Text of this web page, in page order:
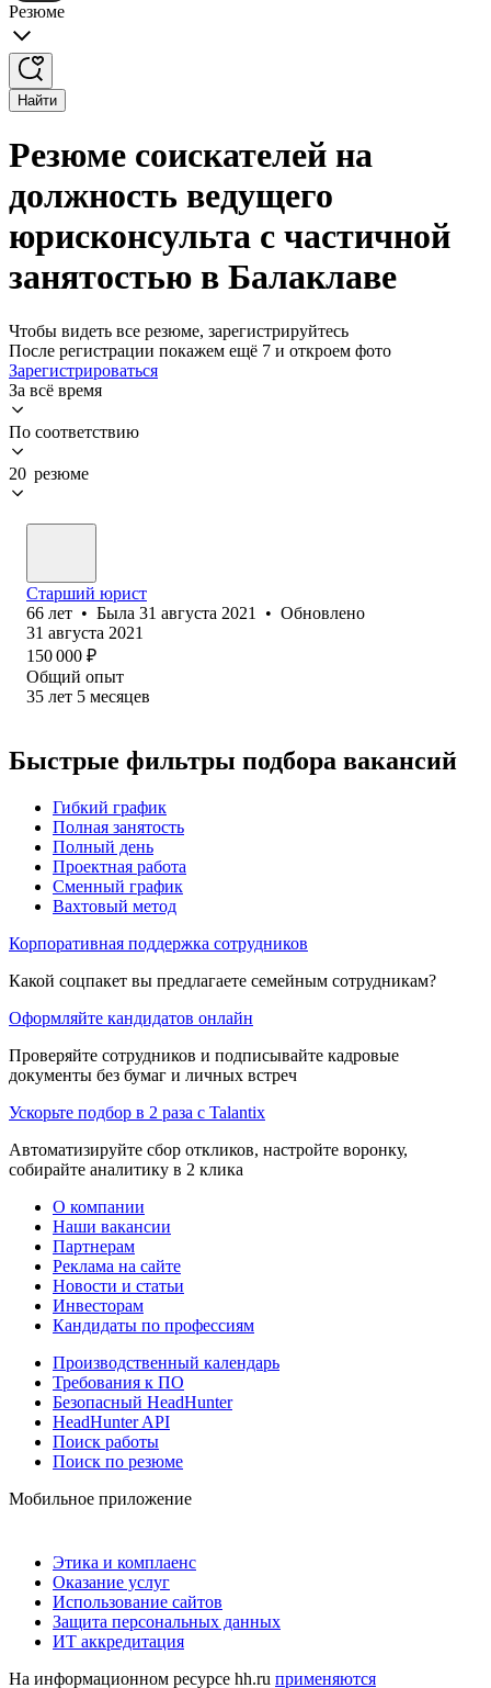
Резюме
Найти
Резюме соискателей на
должность ведущего
юрисконсульта с частичной
занятостью в Балаклаве
Чтобы видеть все резюме, зарегистрируйтесь
После регистрации покажем ещё 7 и откроем фото
Зарегистрироваться
За всё время
По соответствию
20 резюме
Старший юрист
66 лет • Была 31 августа 2021 • Обновлено
31 августа 2021
150 000 ₽
Общий опыт
35 лет 5 месяцев
Быстрые фильтры подбора вакансий
Гибкий график
Полная занятость
Полный день
Проектная работа
Сменный график
Вахтовый метод
Корпоративная поддержка сотрудников
Какой соцпакет вы предлагаете семейным сотрудникам?
Оформляйте кандидатов онлайн
Проверяйте сотрудников и подписывайте кадровые
документы без бумаг и личных встреч
Ускорьте подбор в 2 раза с Talantix
Автоматизируйте сбор откликов, настройте воронку,
собирайте аналитику в 2 клика
О компании
Наши вакансии
Партнерам
Реклама на сайте
Новости и статьи
Инвесторам
Кандидаты по профессиям
Производственный календарь
Требования к ПО
Безопасный HeadHunter
HeadHunter API
Поиск работы
Поиск по резюме
Мобильное приложение
Этика и комплаенс
Оказание услуг
Использование сайтов
Защита персональных данных
ИТ аккредитация
На информационном ресурсе hh.ru применяются